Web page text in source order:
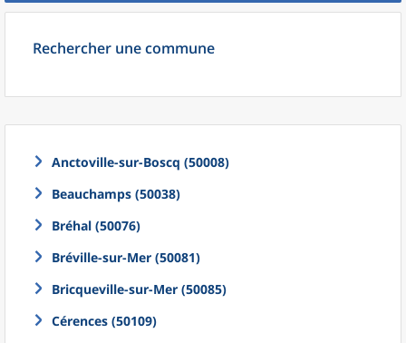
Rechercher une commune
Anctoville-sur-Boscq (50008)
Beauchamps (50038)
Bréhal (50076)
Bréville-sur-Mer (50081)
Bricqueville-sur-Mer (50085)
Cérences (50109)